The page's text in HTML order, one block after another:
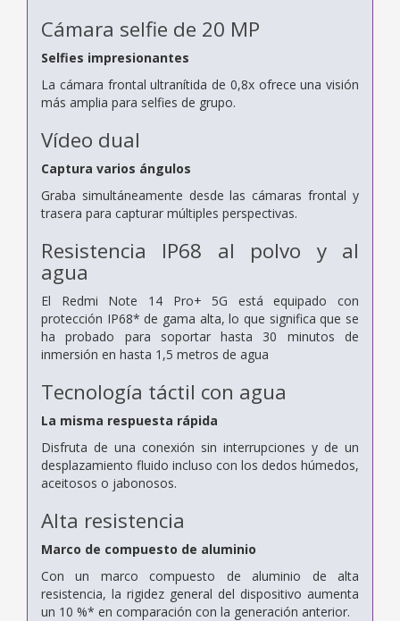
Cámara selfie de 20 MP
Selfies impresionantes
La cámara frontal ultranítida de 0,8x ofrece una visión
más amplia para selfies de grupo.
Vídeo dual
Captura varios ángulos
Graba simultáneamente desde las cámaras frontal y
trasera para capturar múltiples perspectivas.
Resistencia IP68 al polvo y al
agua
El Redmi Note 14 Pro+ 5G está equipado con
protección IP68* de gama alta, lo que significa que se
ha probado para soportar hasta 30 minutos de
inmersión en hasta 1,5 metros de agua
Tecnología táctil con agua
La misma respuesta rápida
Disfruta de una conexión sin interrupciones y de un
desplazamiento fluido incluso con los dedos húmedos,
aceitosos o jabonosos.
Alta resistencia
Marco de compuesto de aluminio
Con un marco compuesto de aluminio de alta
resistencia, la rigidez general del dispositivo aumenta
un 10 %* en comparación con la generación anterior.